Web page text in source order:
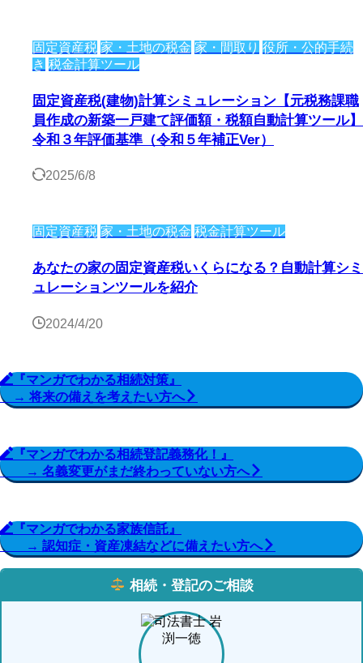
固定資産税 家・土地の税金 家・間取り 役所・公的手続
き 税金計算ツール
固定資産税(建物)計算シミュレーション【元税務課職
員作成の新築一戸建て評価額・税額自動計算ツール】
令和３年評価基準（令和５年補正Ver）
2025/6/8
固定資産税 家・土地の税金 税金計算ツール
あなたの家の固定資産税いくらになる？自動計算シミ
ュレーションツールを紹介
2024/4/20
『マンガでわかる相続対策』
→ 将来の備えを考えたい方へ
『マンガでわかる相続登記義務化！』
→ 名義変更がまだ終わっていない方へ
『マンガでわかる家族信託』
→ 認知症・資産凍結などに備えたい方へ
相続・登記のご相談